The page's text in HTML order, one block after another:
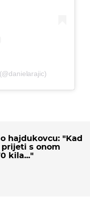
hajdukovcu: "Kad
s onom
kila..."